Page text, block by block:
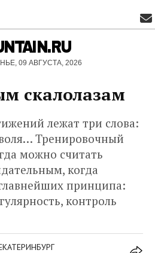
09 АВГУСТА, 2026
скалолазам
лежат три слова:
Тренировочный
можно считать
когда
принципа:
контроль